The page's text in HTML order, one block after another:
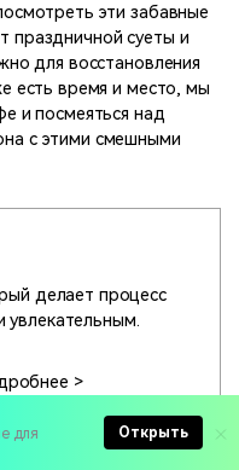
для
Открыть
эти забавные
праздничной суеты и
для восстановления
есть время и место, мы
и посмеяться над
с этими смешными
делает процесс
>